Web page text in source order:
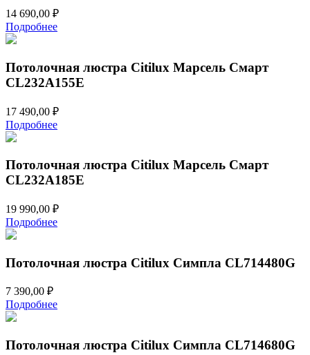
14 690,00 ₽
Подробнее
Потолочная люстра Citilux Марсель Смарт
CL232A155E
17 490,00 ₽
Подробнее
Потолочная люстра Citilux Марсель Смарт
CL232A185E
19 990,00 ₽
Подробнее
Потолочная люстра Citilux Симпла CL714480G
7 390,00 ₽
Подробнее
Потолочная люстра Citilux Симпла CL714680G